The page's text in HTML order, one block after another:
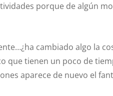
porque de algún
cambiado algo la
que tienen un poco de
aparece de nuevo el